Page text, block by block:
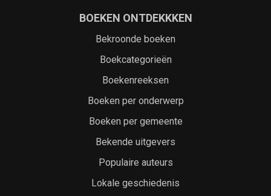
BOEKEN ONTDEKKKEN
Bekroonde boeken
Boekcategorieën
Boekenreeksen
Boeken per onderwerp
Boeken per gemeente
Bekende uitgevers
Populaire auteurs
Lokale geschiedenis